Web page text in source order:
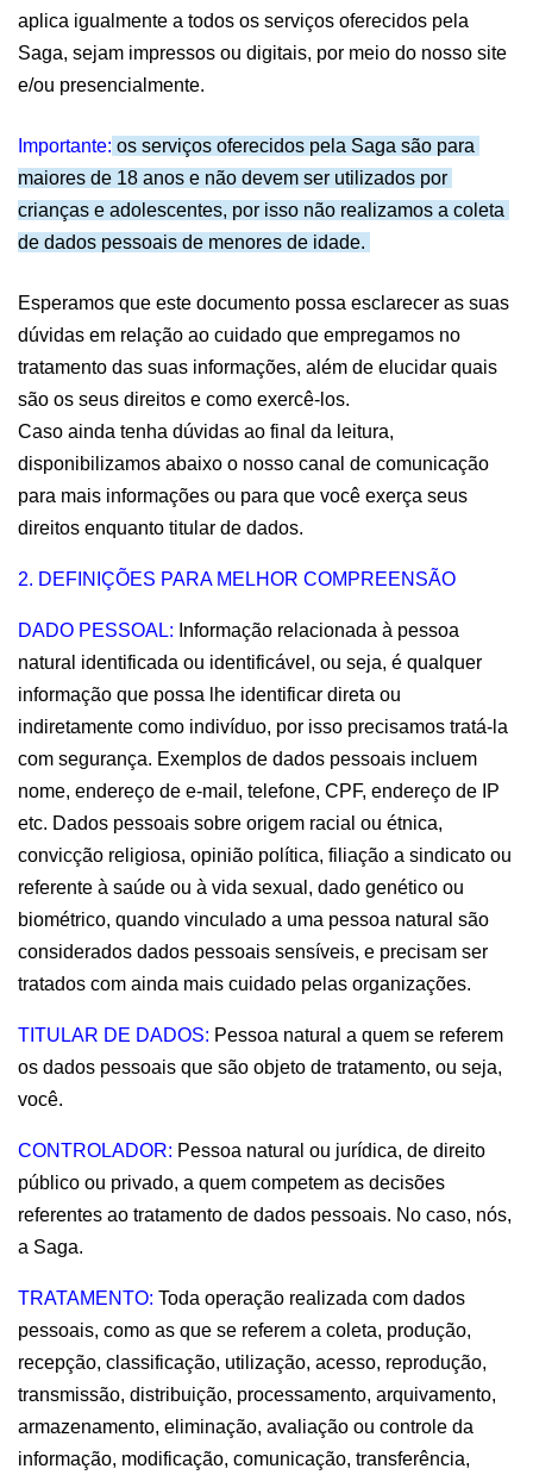
Saga, sejam impressos ou digitais, por meio do nosso site
e/ou presencialmente.
Importante: os serviços oferecidos pela Saga são para
maiores de 18 anos e não devem ser utilizados por
crianças e adolescentes, por isso não realizamos a coleta
de dados pessoais de menores de idade.
Esperamos que este documento possa esclarecer as suas
dúvidas em relação ao cuidado que empregamos no
tratamento das suas informações, além de elucidar quais
são os seus direitos e como exercê-los.
Caso ainda tenha dúvidas ao final da leitura,
disponibilizamos abaixo o nosso canal de comunicação
para mais informações ou para que você exerça seus
direitos enquanto titular de dados.
2. DEFINIÇÕES PARA MELHOR COMPREENSÃO
DADO PESSOAL: Informação relacionada à pessoa
natural identificada ou identificável, ou seja, é qualquer
informação que possa lhe identificar direta ou
indiretamente como indivíduo, por isso precisamos tratá-la
com segurança. Exemplos de dados pessoais incluem
nome, endereço de e-mail, telefone, CPF, endereço de IP
etc. Dados pessoais sobre origem racial ou étnica,
convicção religiosa, opinião política, filiação a sindicato ou
referente à saúde ou à vida sexual, dado genético ou
biométrico, quando vinculado a uma pessoa natural são
considerados dados pessoais sensíveis, e precisam ser
tratados com ainda mais cuidado pelas organizações.
TITULAR DE DADOS: Pessoa natural a quem se referem
os dados pessoais que são objeto de tratamento, ou seja,
você.
CONTROLADOR: Pessoa natural ou jurídica, de direito
público ou privado, a quem competem as decisões
referentes ao tratamento de dados pessoais. No caso, nós,
a Saga.
TRATAMENTO: Toda operação realizada com dados
pessoais, como as que se referem a coleta, produção,
recepção, classificação, utilização, acesso, reprodução,
transmissão, distribuição, processamento, arquivamento,
armazenamento, eliminação, avaliação ou controle da
informação, modificação, comunicação, transferência,